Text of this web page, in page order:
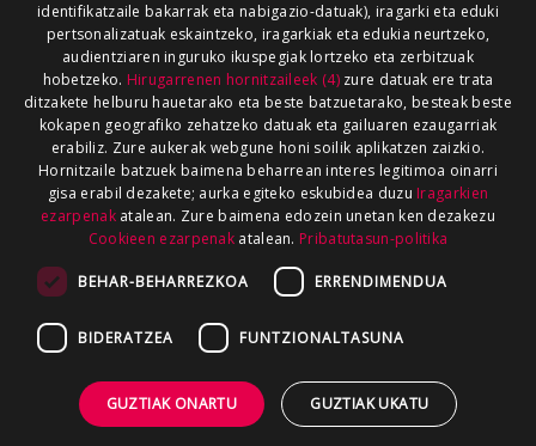
identifikatzaile bakarrak eta nabigazio-datuak), iragarki eta eduki
pertsonalizatuak eskaintzeko, iragarkiak eta edukia neurtzeko,
audientziaren inguruko ikuspegiak lortzeko eta zerbitzuak
hobetzeko. Hirugarrenen hornitzaileek (4)zure datuak ere trata
ditzakete helburu hauetarako eta beste batzuetarako, besteak beste
kokapen geografiko zehatzeko datuak eta gailuaren ezaugarriak
erabiliz. Zure aukerak webgune honi soilik aplikatzen zaizkio.
Hornitzaile batzuek baimena beharrean interes legitimoa oinarri
gisa erabil dezakete; aurka egiteko eskubidea duzu Iragarkien
ezarpenakatalean. Zure baimena edozein unetan ken dezakezu
Cookieen ezarpenak atalean. Pribatutasun-politika
BEHAR-BEHARREZKOA ERRENDIMENDUA
BIDERATZEA FUNTZIONALTASUNA
GUZTIAK ONARTU GUZTIAK UKATU